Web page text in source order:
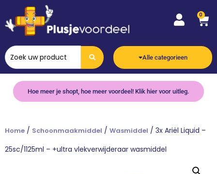
0
Alle categorieen
Hoe meer je shopt, hoe meer voordeel! Klik hier voor uitleg.
Home / Schoonmaakmiddel / Wasmiddel / 3x Ariël Liquid –
25sc/1125ml – +ultra vlekverwijderaar wasmiddel